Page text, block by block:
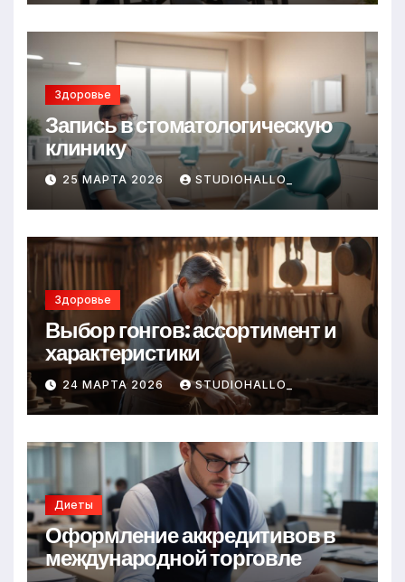
Здоровье
Запись в стоматологическую
клинику
25 МАРТА 2026 STUDIOHALLO_
Здоровье
Выбор гонгов: ассортимент и
характеристики
24 МАРТА 2026 STUDIOHALLO_
Диеты
Оформление аккредитивов в
международной торговле